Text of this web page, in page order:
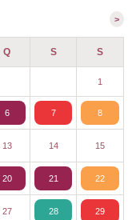
>
Q S S
1
6 7 8
13 14 15
20 21 22
27 28 29